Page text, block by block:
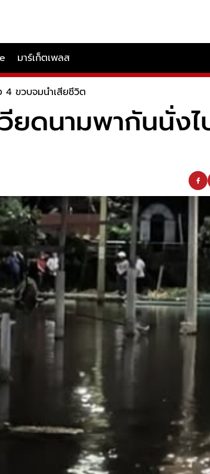
มาร์เก็ตเพลส
4 ขวบจมน้ำเสียชีวิต
ดนามพากันนั่งไ